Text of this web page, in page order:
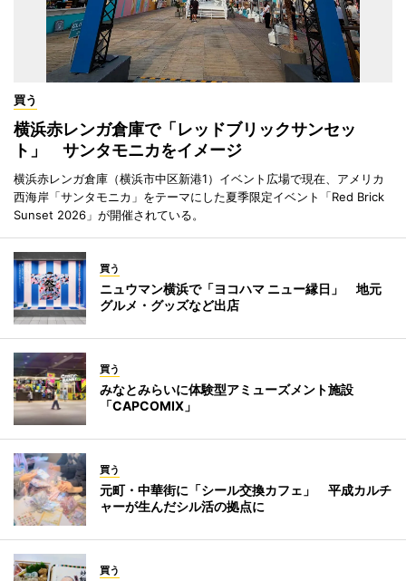
買う
横浜赤レンガ倉庫で「レッドブリックサンセッ
ト」 サンタモニカをイメージ
横浜赤レンガ倉庫（横浜市中区新港1）イベント広場で現在、アメリカ
西海岸「サンタモニカ」をテーマにした夏季限定イベント「Red Brick
Sunset 2026」が開催されている。
買う
ニュウマン横浜で「ヨコハマ ニュー縁日」 地元
グルメ・グッズなど出店
買う
みなとみらいに体験型アミューズメント施設
「CAPCOMIX」
買う
元町・中華街に「シール交換カフェ」 平成カルチ
ャーが生んだシル活の拠点に
買う